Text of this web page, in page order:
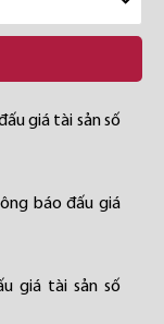
giá tài sản số
báo đấu giá
giá tài sản số